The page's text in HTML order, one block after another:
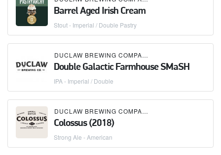
Barrel Aged Irish Cream
Stout - Imperial / Double Pastry
DUCLAW BREWING COMPANY
Double Galactic Farmhouse SMaSH
IPA - Imperial / Double
DUCLAW BREWING COMPANY
Colossus (2018)
Strong Ale - American